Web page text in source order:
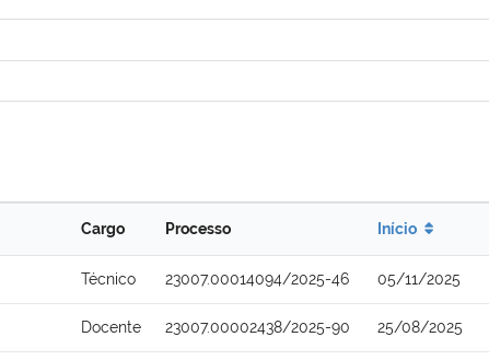
Cargo Processo Início
Técnico 23007.00014094/2025-46 05/11/2025
Docente 23007.00002438/2025-90 25/08/2025